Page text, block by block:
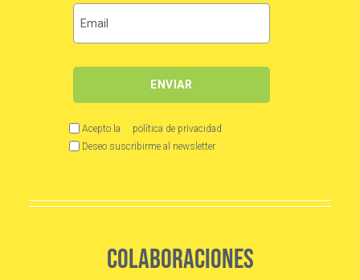
Acepto la
política de privacidad
Deseo suscribirme al newsletter
COLABORACIONES